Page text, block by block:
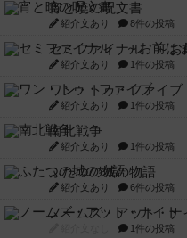
宵と暁の呪文書
紹介文あり 8件の投稿
セミファイナル ～お
紹介文あり 1件の投稿
ワン・トゥ・ファイブ
紹介文あり 1件の投稿
南北戦争
紹介文あり 1件の投稿
ふたつの城の物語
紹介文あり 6件の投稿
ノームズ・アット・ナ
1件の投稿